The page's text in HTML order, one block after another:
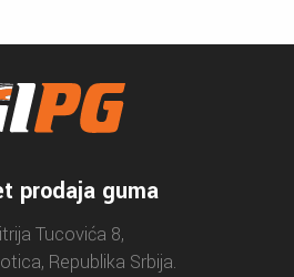
prodaja guma
Tucovića 8,
Republika Srbija.